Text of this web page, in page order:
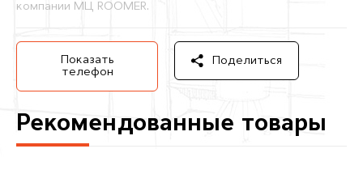
компании МЦ ROOMER.
Показать
телефон
Поделиться
Рекомендованные товары